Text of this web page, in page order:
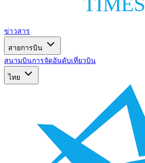
ข่าวสาร
สายการบิน
สนามบินการจัดอันดับเที่ยวบิน
ไทย